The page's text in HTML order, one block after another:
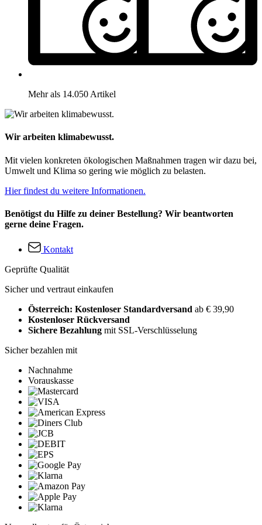
Mehr als 14.050 Artikel
Wir arbeiten klimabewusst.
Mit vielen konkreten ökologischen Maßnahmen tragen wir dazu bei,
Umwelt und Klima so gering wie möglich zu belasten.
Hier findest du weitere Informationen.
Benötigst du Hilfe zu deiner Bestellung? Wir beantworten
gerne deine Fragen.
Kontakt
Geprüfte Qualität
Sicher und vertraut einkaufen
Österreich: Kostenloser Standardversand ab € 39,90
Kostenloser Rückversand
Sichere Bezahlung mit SSL-Verschlüsselung
Sicher bezahlen mit
Nachnahme
Vorauskasse